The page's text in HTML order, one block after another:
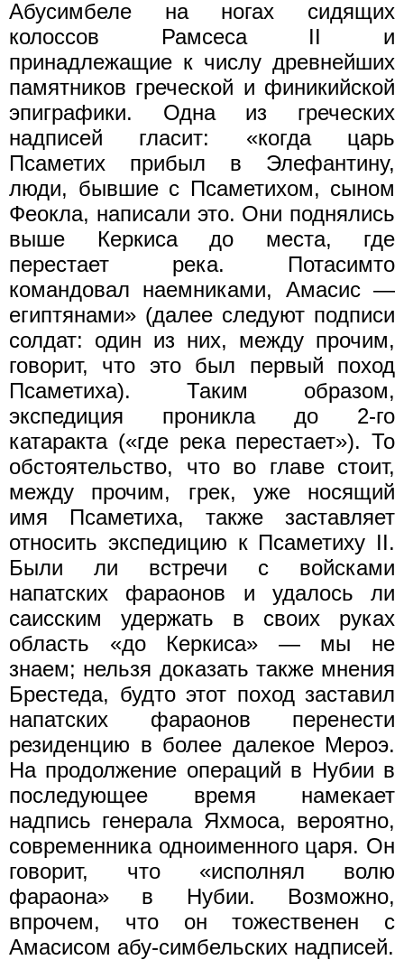
Абусимбеле на ногах сидящих
колоссов Рамсеса II и
принадлежащие к числу древнейших
памятников греческой и финикийской
эпиграфики. Одна из греческих
надписей гласит: «когда царь
Псаметих прибыл в Элефантину,
люди, бывшие с Псаметихом, сыном
Феокла, написали это. Они поднялись
выше Керкиса до места, где
перестает река. Потасимто
командовал наемниками, Амасис —
египтянами» (далее следуют подписи
солдат: один из них, между прочим,
говорит, что это был первый поход
Псаметиха). Таким образом,
экспедиция проникла до 2-го
катаракта («где река перестает»). То
обстоятельство, что во главе стоит,
между прочим, грек, уже носящий
имя Псаметиха, также заставляет
относить экспедицию к Псаметиху II.
Были ли встречи с войсками
напатских фараонов и удалось ли
саисским удержать в своих руках
область «до Керкиса» — мы не
знаем; нельзя доказать также мнения
Брестеда, будто этот поход заставил
напатских фараонов перенести
резиденцию в более далекое Мероэ.
На продолжение операций в Нубии в
последующее время намекает
надпись генерала Яхмоса, вероятно,
современника одноименного царя. Он
говорит, что «исполнял волю
фараона» в Нубии. Возможно,
впрочем, что он тожественен с
Амасисом абу-симбельских надписей.